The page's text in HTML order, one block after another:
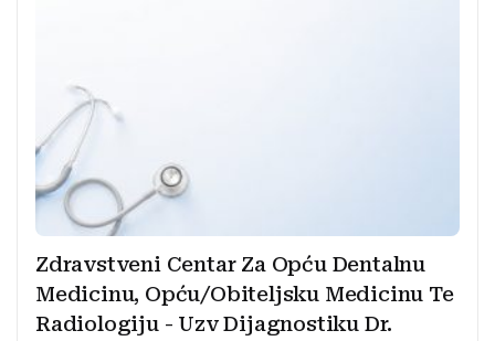
Zdravstveni Centar Za Opću Dentalnu
Medicinu, Opću/Obiteljsku Medicinu Te
Radiologiju - Uzv Dijagnostiku Dr.